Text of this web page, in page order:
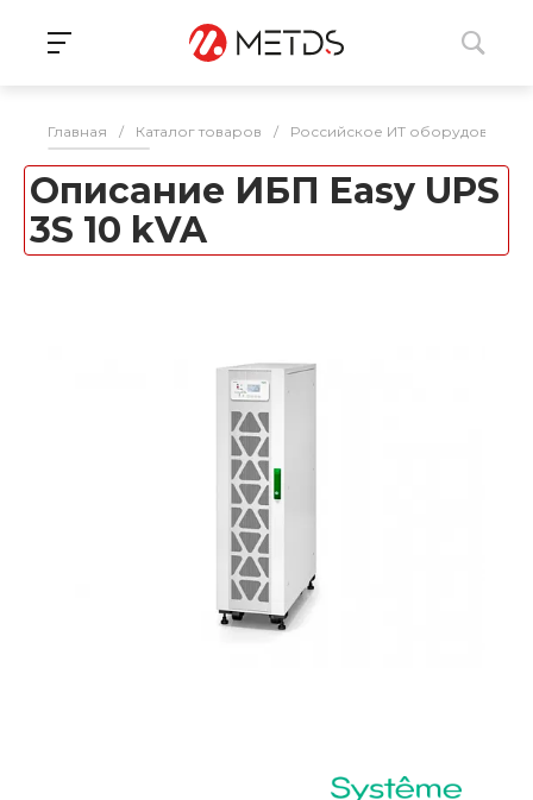
Главная / Каталог товаров / Российское ИТ оборудование
Описание ИБП Easy UPS
3S 10 kVA